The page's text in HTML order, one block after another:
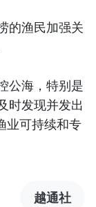
的渔民加强关
公海，特别是
时发现并发出
业可持续和专
越通社